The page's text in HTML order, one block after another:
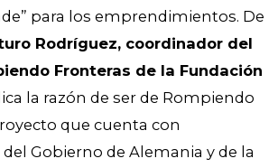
para los emprendimientos. De
Rodríguez, coordinador del
Fronteras de la Fundación
la razón de ser de Rompiendo
que cuenta con
Gobierno de Alemania y de la